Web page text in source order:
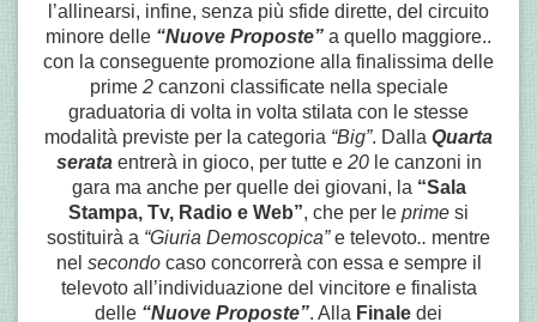
l’allinearsi, infine, senza più sfide dirette, del circuito
minore delle “Nuove Proposte” a quello maggiore..
con la conseguente promozione alla finalissima delle
prime 2 canzoni classificate nella speciale
graduatoria di volta in volta stilata con le stesse
modalità previste per la categoria “Big”. Dalla Quarta
serata entrerà in gioco, per tutte e 20le canzoni in
gara ma anche per quelle dei giovani, la “Sala
Stampa, Tv, Radio e Web”, che per le prime si
sostituirà a “Giuria Demoscopica”e televoto.. mentre
nel secondocaso concorrerà con essa e sempre il
televoto all’individuazione del vincitore e finalista
delle “Nuove Proposte”. Alla Finale dei